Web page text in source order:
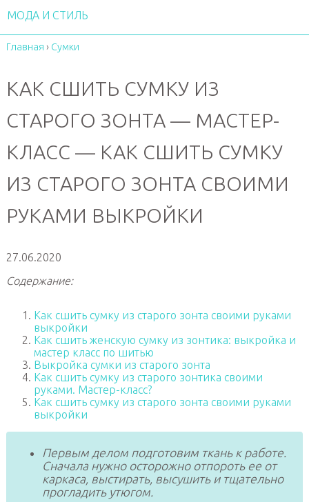
МОДА И СТИЛЬ
Главная › Сумки
КАК СШИТЬ СУМКУ ИЗ
СТАРОГО ЗОНТА — МАСТЕР-
КЛАСС — КАК СШИТЬ СУМКУ
ИЗ СТАРОГО ЗОНТА СВОИМИ
РУКАМИ ВЫКРОЙКИ
27.06.2020
Содержание:
Как сшить сумку из старого зонта своими руками
выкройки
Как сшить женскую сумку из зонтика: выкройка и
мастер класс по шитью
Выкройка сумки из старого зонта
Как сшить сумку из старого зонтика своими
руками. Мастер-класс?
Как сшить сумку из старого зонта своими руками
выкройки
Первым делом подготовим ткань к работе.
Сначала нужно осторожно отпороть ее от
каркаса, выстирать, высушить и тщательно
прогладить утюгом.